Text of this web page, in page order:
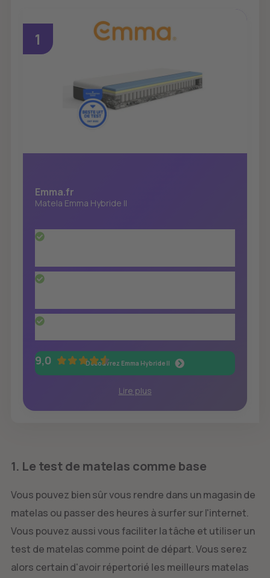
1
Emma.fr
Matela Emma Hybride II
9,0 Découvrez Emma Hybride II
Lire plus
1. Le test de matelas comme base
Vous pouvez bien sûr vous rendre dans un magasin de
matelas ou passer des heures à surfer sur l'internet.
Vous pouvez aussi vous faciliter la tâche et utiliser un
test de matelas comme point de départ. Vous serez
alors certain d'avoir répertorié les meilleurs matelas